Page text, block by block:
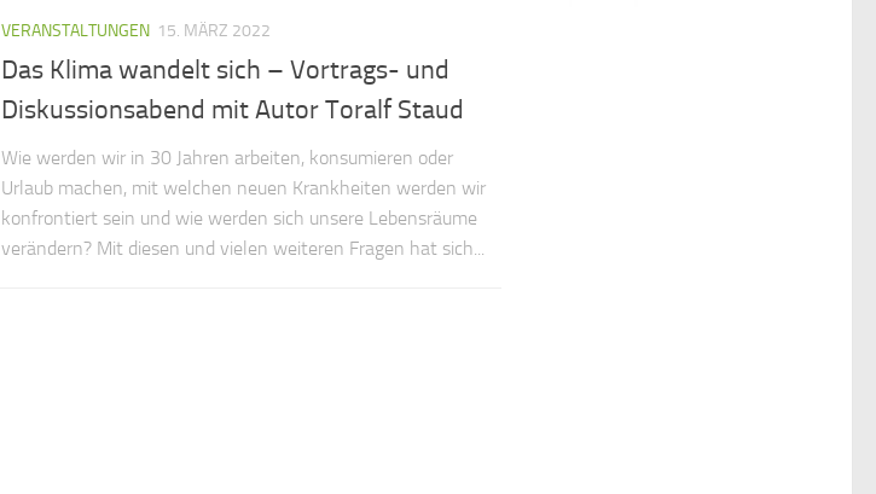
VERANSTALTUNGEN 15. MÄRZ 2022
Das Klima wandelt sich – Vortrags- und
Diskussionsabend mit Autor Toralf Staud
Wie werden wir in 30 Jahren arbeiten, konsumieren oder
Urlaub machen, mit welchen neuen Krankheiten werden wir
konfrontiert sein und wie werden sich unsere Lebensräume
verändern? Mit diesen und vielen weiteren Fragen hat sich...